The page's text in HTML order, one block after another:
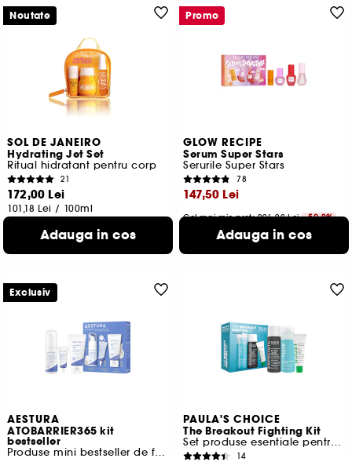
SOL DE JANEIRO
Hydrating Jet Set
Ritual hidratant pentru corp
21
172,00 Lei
101,18 Lei / 100ml
Adauga in cos
Noutate
GLOW RECIPE
Serum Super Stars
Serurile Super Stars
78
147,50 Lei
Cel mai mic pret:296,00 Lei -50.2%
983,33 Lei /100ml
Adauga in cos
Promo
AESTURA
ATOBARRIER365 kit
bestseller
Produse mini bestseller de fata, piele sensibila
Exclusiv
PAULA'S CHOICE
The Breakout Fighting Kit
Set produse esentiale pentru imperfectiuni
14